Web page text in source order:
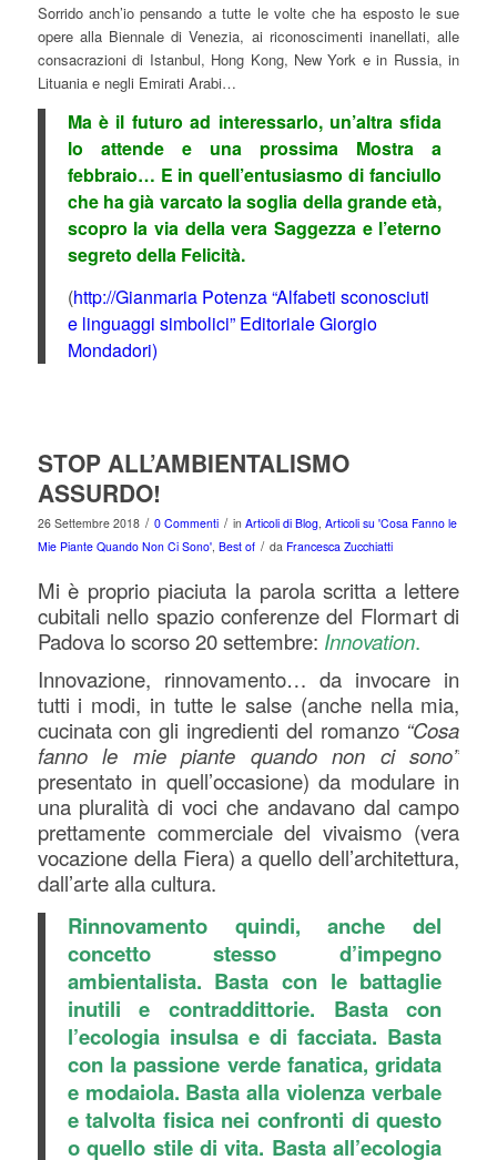
Sorrido anch’io pensando a tutte le volte che ha esposto le sue
opere alla Biennale di Venezia, ai riconoscimenti inanellati, alle
consacrazioni di Istanbul, Hong Kong, New York e in Russia, in
Lituania e negli Emirati Arabi…
Ma è il futuro ad interessarlo, un’altra sfida
lo attende e una prossima Mostra a
febbraio… E in quell’entusiasmo di fanciullo
che ha già varcato la soglia della grande età,
scopro la via della vera Saggezza e l’eterno
segreto della Felicità.
(http://Gianmaria Potenza “Alfabeti sconosciuti
e linguaggi simbolici” Editoriale Giorgio
Mondadori)
STOP ALL’AMBIENTALISMO
ASSURDO!
26 Settembre 2018 / 0 Commenti / in Articoli di Blog, Articoli su 'Cosa Fanno le
Mie Piante Quando Non Ci Sono', Best of / da Francesca Zucchiatti
Mi è proprio piaciuta la parola scritta a lettere
cubitali nello spazio conferenze del Flormart di
Padova lo scorso 20 settembre: Innovation.
Innovazione, rinnovamento… da invocare in
tutti i modi, in tutte le salse (anche nella mia,
cucinata con gli ingredienti del romanzo “Cosa
fanno le mie piante quando non ci sono”
presentato in quell’occasione) da modulare in
una pluralità di voci che andavano dal campo
prettamente commerciale del vivaismo (vera
vocazione della Fiera) a quello dell’architettura,
dall’arte alla cultura.
Rinnovamento quindi, anche del
concetto stesso d’impegno
ambientalista. Basta con le battaglie
inutili e contraddittorie. Basta con
l’ecologia insulsa e di facciata. Basta
con la passione verde fanatica, gridata
e modaiola. Basta alla violenza verbale
e talvolta fisica nei confronti di questo
o quello stile di vita. Basta all’ecologia